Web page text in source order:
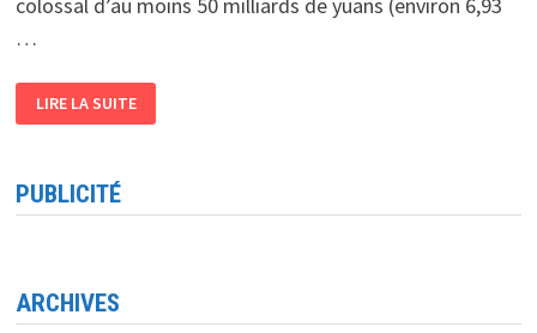
…
XIAOMI
MET
LE
SEMI-
CONDUCTEURS
DE
PRÈS
DE
LIRE LA SUITE
PUBLICITÉ
ARCHIVES